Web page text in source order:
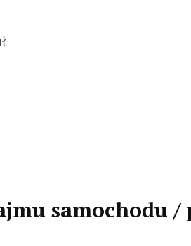
samochodu /